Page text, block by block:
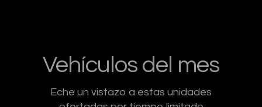
Vehículos del mes
Eche un vistazo a estas unidades